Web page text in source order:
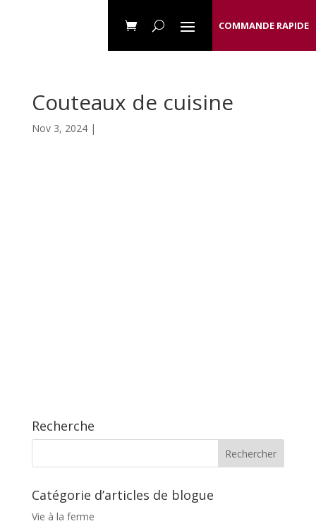
COMMANDE RAPIDE
Couteaux de cuisine
Nov 3, 2024 |
Recherche
Catégorie d’articles de blogue
Vie à la ferme